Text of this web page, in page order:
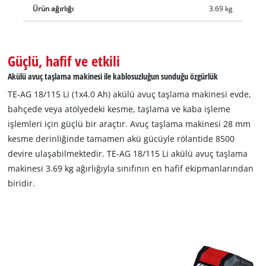
Ürün ağırlığı 3.69 kg
Güçlü, hafif ve etkili
Akülü avuç taşlama makinesi ile kablosuzluğun sunduğu özgürlük
TE-AG 18/115 Li (1x4.0 Ah) akülü avuç taşlama makinesi evde,
bahçede veya atölyedeki kesme, taşlama ve kaba işleme
işlemleri için güçlü bir araçtır. Avuç taşlama makinesi 28 mm
kesme derinliğinde tamamen akü gücüyle rölantide 8500
devire ulaşabilmektedir. TE-AG 18/115 Li akülü avuç taşlama
makinesi 3.69 kg ağırlığıyla sınıfının en hafif ekipmanlarından
biridir.